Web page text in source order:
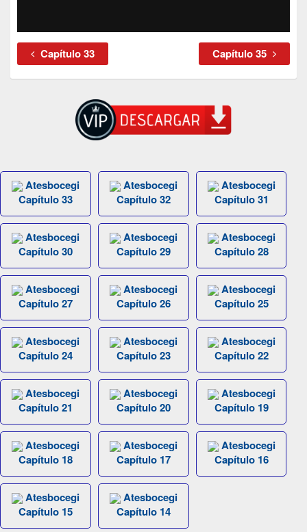
Capítulo 33 Capítulo 35
Atesbocegi
Capítulo 33
Atesbocegi
Capítulo 32
Atesbocegi
Capítulo 31
Atesbocegi
Capítulo 30
Atesbocegi
Capítulo 29
Atesbocegi
Capítulo 28
Atesbocegi
Capítulo 27
Atesbocegi
Capítulo 26
Atesbocegi
Capítulo 25
Atesbocegi
Capítulo 24
Atesbocegi
Capítulo 23
Atesbocegi
Capítulo 22
Atesbocegi
Capítulo 21
Atesbocegi
Capítulo 20
Atesbocegi
Capítulo 19
Atesbocegi
Capítulo 18
Atesbocegi
Capítulo 17
Atesbocegi
Capítulo 16
Atesbocegi
Capítulo 15
Atesbocegi
Capítulo 14